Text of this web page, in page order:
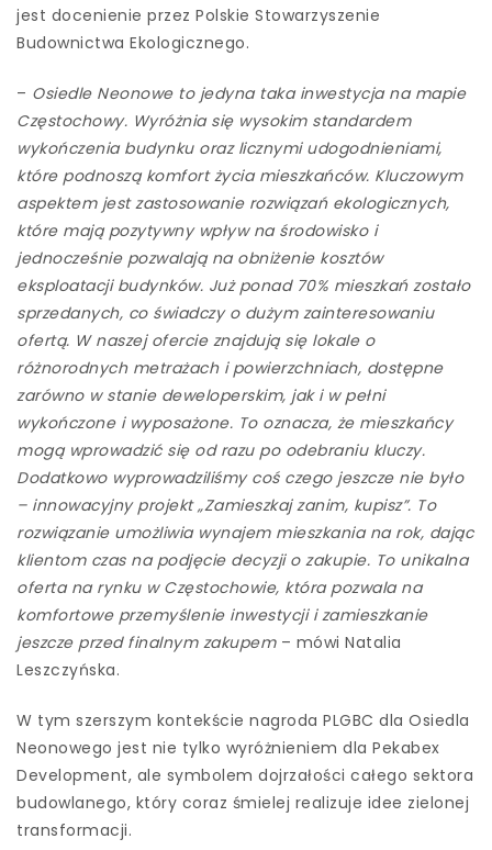
jest docenienie przez Polskie Stowarzyszenie
Budownictwa Ekologicznego.
– Osiedle Neonowe to jedyna taka inwestycja na mapie
Częstochowy. Wyróżnia się wysokim standardem
wykończenia budynku oraz licznymi udogodnieniami,
które podnoszą komfort życia mieszkańców. Kluczowym
aspektem jest zastosowanie rozwiązań ekologicznych,
które mają pozytywny wpływ na środowisko i
jednocześnie pozwalają na obniżenie kosztów
eksploatacji budynków. Już ponad 70% mieszkań zostało
sprzedanych, co świadczy o dużym zainteresowaniu
ofertą. W naszej ofercie znajdują się lokale o
różnorodnych metrażach i powierzchniach, dostępne
zarówno w stanie deweloperskim, jak i w pełni
wykończone i wyposażone. To oznacza, że mieszkańcy
mogą wprowadzić się od razu po odebraniu kluczy.
Dodatkowo wyprowadziliśmy coś czego jeszcze nie było
– innowacyjny projekt „Zamieszkaj zanim, kupisz”. To
rozwiązanie umożliwia wynajem mieszkania na rok, dając
klientom czas na podjęcie decyzji o zakupie. To unikalna
oferta na rynku w Częstochowie, która pozwala na
komfortowe przemyślenie inwestycji i zamieszkanie
jeszcze przed finalnym zakupem– mówi Natalia
Leszczyńska.
W tym szerszym kontekście nagroda PLGBC dla Osiedla
Neonowego jest nie tylko wyróżnieniem dla Pekabex
Development, ale symbolem dojrzałości całego sektora
budowlanego, który coraz śmielej realizuje idee zielonej
transformacji.